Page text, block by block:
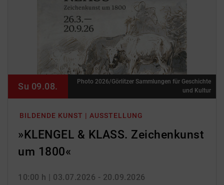
BILDENDE KUNST | AUSSTELLUNG
»KLENGEL & KLASS. Zeichenkunst
um 1800«
10:00 h | 03.07.2026 - 20.09.2026
Su 09.08.
Photo 2026/Görlitzer Sammlungen für Geschichte
und Kultur